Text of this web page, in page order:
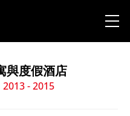
與度假酒店
- 2015